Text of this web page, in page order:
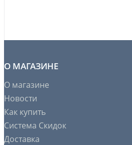
О МАГАЗИНЕ
О магазине
Новости
Как купить
Система Скидок
Доставка